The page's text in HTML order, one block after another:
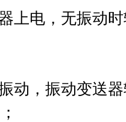
电，无振动时
，振动变送器